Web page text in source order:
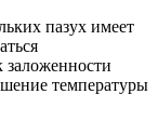
пазух имеет
заложенности
температуры